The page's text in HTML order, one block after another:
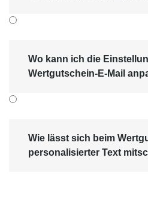
Wo kann ich die
Wertgutschein-E-Mail
Wie lässt sich beim
personalisierter Text